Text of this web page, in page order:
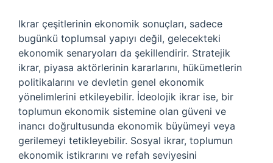
Ikrar çeşitlerinin ekonomik sonuçları, sadece
bugünkü toplumsal yapıyı değil, gelecekteki
ekonomik senaryoları da şekillendirir. Stratejik
ikrar, piyasa aktörlerinin kararlarını, hükümetlerin
politikalarını ve devletin genel ekonomik
yönelimlerini etkileyebilir. İdeolojik ikrar ise, bir
toplumun ekonomik sistemine olan güveni ve
inancı doğrultusunda ekonomik büyümeyi veya
gerilemeyi tetikleyebilir. Sosyal ikrar, toplumun
ekonomik istikrarını ve refah seviyesini